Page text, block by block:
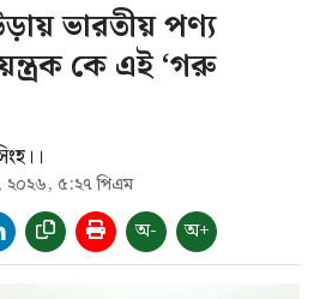
ভারতীয় পণ্য
কে এই ‘গরু
২০২৬, ৫:২৭ পিএম
অ- অ+